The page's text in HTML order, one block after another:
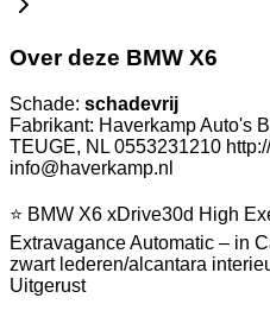
Over deze BMW X6
Schade: schadevrij
Fabrikant: Haverkamp Auto's
TEUGE, NL 0553231210
info@haverkamp.nl
⭐ BMW X6 xDrive30d High
Extravagance Automatic – in
zwart lederen/alcantara
Uitgerust